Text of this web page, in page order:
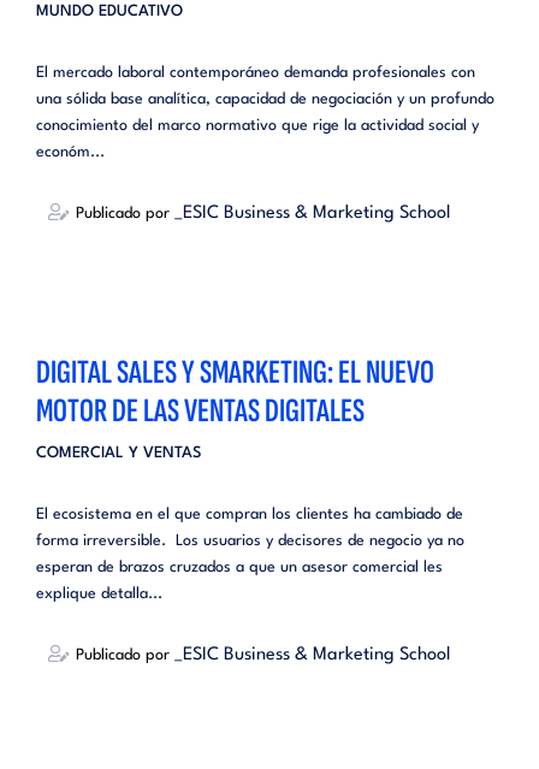
MUNDO EDUCATIVO
El mercado laboral contemporáneo demanda profesionales con
una sólida base analítica, capacidad de negociación y un profundo
conocimiento del marco normativo que rige la actividad social y
económ...
Publicado por _ESIC Business & Marketing School
DIGITAL SALES Y SMARKETING: EL NUEVO
MOTOR DE LAS VENTAS DIGITALES
COMERCIAL Y VENTAS
El ecosistema en el que compran los clientes ha cambiado de
forma irreversible. Los usuarios y decisores de negocio ya no
esperan de brazos cruzados a que un asesor comercial les
explique detalla...
Publicado por _ESIC Business & Marketing School